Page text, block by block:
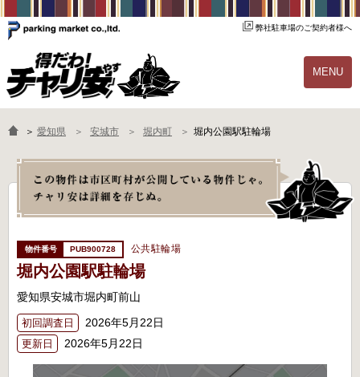
弊社駐車場のご契約者様へ
MENU
物件一覧 ご契約の流れ
よくあるご質問 駐輪場オーナー様へ
＞ 愛知県 安城市 堀内町 堀内公園駅駐輪場
PUB900728 公共駐輪場
堀内公園駅駐輪場
愛知県安城市堀内町前山
初回調査日 2026年5月22日
更新日 2026年5月22日